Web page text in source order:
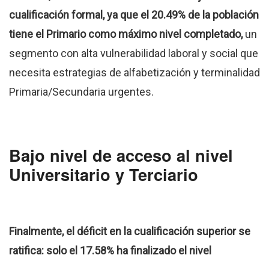
cualificación formal, ya que el 20.49% de la población
tiene el Primario como máximo nivel completado,un
segmento con alta vulnerabilidad laboral y social que
necesita estrategias de alfabetización y terminalidad
Primaria/Secundaria urgentes.
Bajo nivel de acceso al nivel
Universitario y Terciario
Finalmente, el déficit en la cualificación superior se
ratifica: solo el 17.58% ha finalizado el nivel